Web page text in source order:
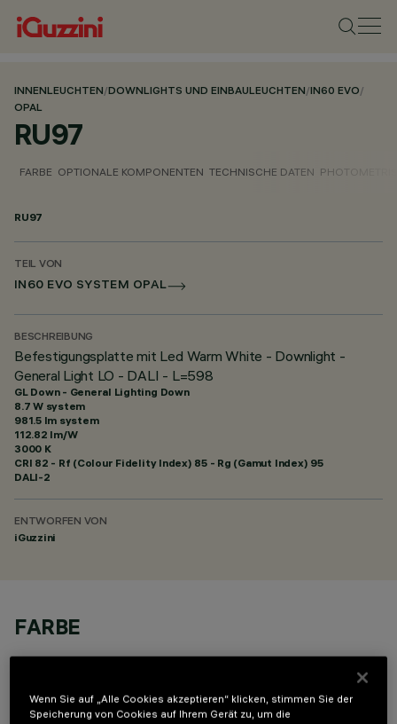
INNENLEUCHTEN/DOWNLIGHTS UND EINBAULEUCHTEN/IN60 EVO/
OPAL
RU97
FARBE OPTIONALE KOMPONENTEN TECHNISCHE DATEN
RU97
TEIL VON
IN60 EVO SYSTEM OPAL
BESCHREIBUNG
Befestigungsplatte mit Led Warm White - Downlight -
General Light LO - DALI - L=598
GL Down - General Lighting Down
8.7 W system
981.5 lm system
112.82 lm/W
3000 K
CRI 82 - Rf (Colour Fidelity Index) 85 - Rg (Gamut Index) 95
DALI-2
ENTWORFEN VON
iGuzzini
FARBE
Wenn Sie auf „Alle Cookies akzeptieren“ klicken, stimmen Sie der
Speicherung von Cookies auf Ihrem Gerät zu, um die